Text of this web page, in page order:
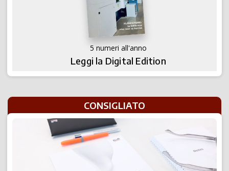
5 numeri all'anno
Leggi la Digital Edition
CONSIGLIATO